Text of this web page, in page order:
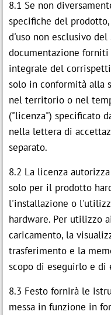
8.1 Se non
specifiche del
d'uso non esclusivo
documentazione
integrale del
solo in conformità alla
nel territorio o nel
("licenza") specificato
nella lettera di
separato.
8.2 La licenza
solo per il prodotto
l'installazione o
hardware. Per utilizzo
caricamento, la
trasferimento e la
scopo di eseguirlo e di
8.3 Festo fornirà le
messa in funzione in